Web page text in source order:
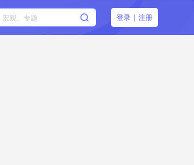
登录 | 注册